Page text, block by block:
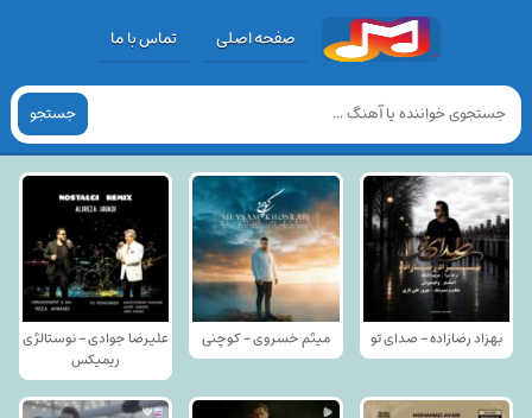
صفحه اصلی تماس با ما
جستجو
بهزاد رضازاده - صدای تو میثم خسروی - کوچنی
علیرضا جوادی - نوستالژی
ریمیکس